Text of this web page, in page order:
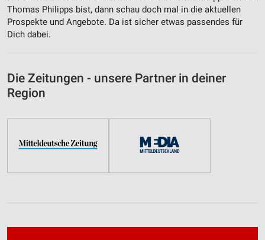
Thomas Philipps bist, dann schau doch mal in die aktuellen
Prospekte und Angebote. Da ist sicher etwas passendes für
Dich dabei.
Die Zeitungen - unsere Partner in deiner
Region